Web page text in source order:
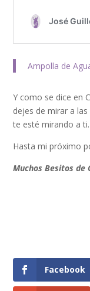
Ampolla de
Y como se dice en
dejes de mirar a
te esté mirando a ti.
Hasta mi próximo
Muchos Besitos de
Facebook